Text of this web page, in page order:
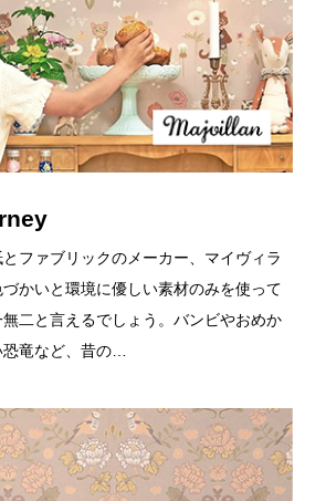
ファブリックのメーカー、マイヴィラ
かいと環境に優しい素材のみを使って
二と言えるでしょう。バンビやおめか
竜など、昔の…